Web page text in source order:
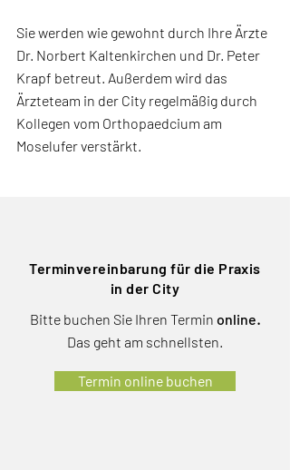
Sie werden wie gewohnt durch Ihre Ärzte
Dr. Norbert Kaltenkirchen und Dr. Peter
Krapf betreut. Außerdem wird das
Ärzteteam in der City regelmäßig durch
Kollegen vom Orthopaedcium am
Moselufer verstärkt.
Terminvereinbarung für die Praxis
in der City
Bitte buchen Sie Ihren Termin online.
Das geht am schnellsten.
Termin online buchen